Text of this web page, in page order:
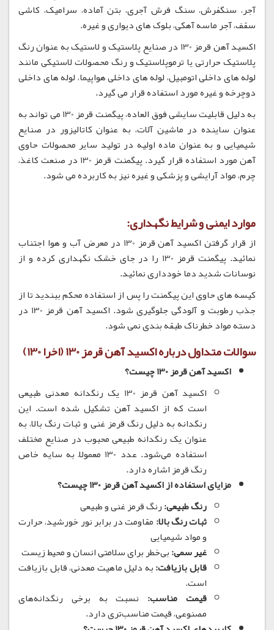
آجر، سنگفرش، سنگ فرش آجری، بتن آماده، سرامیک، کاشی
سقف، آجر ماسه آهکی، بلوک های دیواری و غیره.
اکسید آهن قرمز 130 در صنایع پلاستیک و لاستیک به عنوان رنگ
پلاستیک حرارتی یا ترموپلاستیک و رنگ محصولات لاستیکی مانند
لوله های داخلی اتومبیل، لوله های داخلی هواپیما، لوله های داخلی
دوچرخه و غیره مورد استفاده قرار می گیرد.
به دلیل قابلیت سایشی فوق العاده، پیگمنت قرمز 130 می تواند به
عنوان ساینده در ماشین آلات، به عنوان کاتالیزور در صنایع
شیمیایی و به عنوان ماده اولیه در تولید سایر محصولات حاوی
آهن مورد استفاده قرار گیرد. پیگمنت قرمز 130 در صنعت کاغذ،
چرم، مواد آرایشی و پزشکی و غیره نیز به کاربرده می شود.
موارد ایمنی و شرایط نگهداری:
از قرار گرفتن اکسید آهن قرمز 130 در معرض آب و هوا اجتناب
نمائید. پیگمنت قرمز 130 را در جای خشک نگهداری کرده و از
نوسانات شدید دما خودداری نمائید.
کیسه های حاوی این پیگمنت را پس از استفاده محکم ببندید تا از
جذب رطوبت و آلودگی جلوگیری شود. اکسید آهن قرمز 130 در
دسته مواد خطرناک طبقه بندی نمی شود.
سوالات متداول درباره اکسید آهن قرمز 130 (اخرا 130)
اکسید آهن قرمز 130 چیست؟
اکسید آهن قرمز 130 یک رنگدانه معدنی طبیعی
است که از اکسید آهن تشکیل شده است. این
رنگدانه به دلیل رنگ قرمز غنی و ثبات رنگ بالا، به
عنوان یک رنگدانه طبیعی محبوب در صنایع مختلف
استفاده می‌شود.
عدد 130 معمولاً به سایه خاص
رنگ قرمز اشاره دارد.
مزایای استفاده از اکسید آهن قرمز 130 چیست؟
رنگ طبیعی:رنگ قرمز غنی و طبیعی
ثبات رنگ بالا: مقاومت در برابر نور خورشید، حرارت
و مواد شیمیایی
غیر سمی:بی‌خطر برای سلامتی انسان و محیط زیست
قابل بازیافت:به دلیل ماهیت معدنی، قابل بازیافت
است.
قیمت مناسب: نسبت به برخی رنگدانه‌های
مصنوعی، قیمت مناسب‌تری دارد.